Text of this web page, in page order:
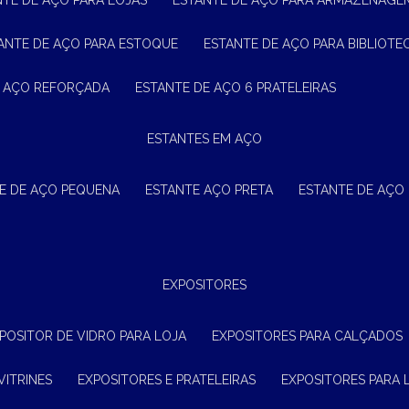
DE AÇO PARA ESTOQUE ESTANTE DE AÇO PARA
AÇO REFORÇADA ESTANTE DE AÇO 6 PRATELEIRAS
ESTANTES EM AÇO
DE AÇO PEQUENA ESTANTE AÇO PRETA ESTANTE DE
EXPOSITORES
DE VIDRO PARA LOJA EXPOSITORES PARA CALÇADOS
EXPOSITORES E PRATELEIRAS EXPOSITORES PARA